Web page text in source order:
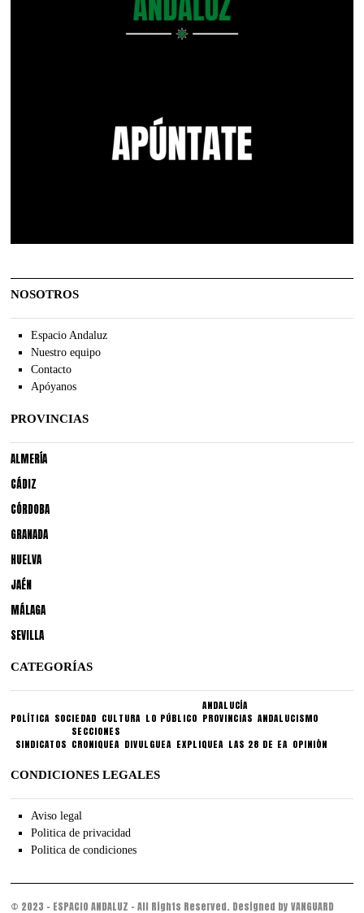
NOSOTROS
Espacio Andaluz
Nuestro equipo
Contacto
Apóyanos
PROVINCIAS
ALMERÍA
CÁDIZ
CÓRDOBA
GRANADA
HUELVA
JAÉN
MÁLAGA
SEVILLA
CATEGORÍAS
POLÍTICA SOCIEDAD CULTURA LO PÚBLICO
ANDALUCÍA
PROVINCIAS ANDALUCISMO
SINDICATOS
SECCIONES
CRONIQUEA DIVULGUEA EXPLIQUEA LAS 28 DE EA OPINIÓN
CONDICIONES LEGALES
Aviso legal
Politica de privacidad
Politica de condiciones
© 2023 - ESPACIO ANDALUZ - All Rights Reserved. Designed by VANGUARD